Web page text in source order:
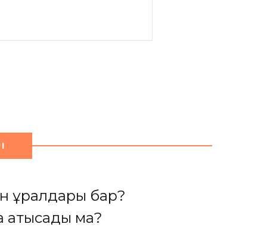
құралдары бар?
қатысады ма?